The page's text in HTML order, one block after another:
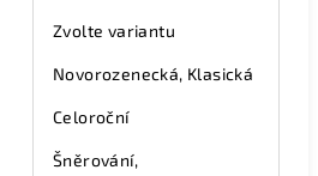
Zvolte variantu
Novorozenecká, Klasická
Celoroční
Šněrování,